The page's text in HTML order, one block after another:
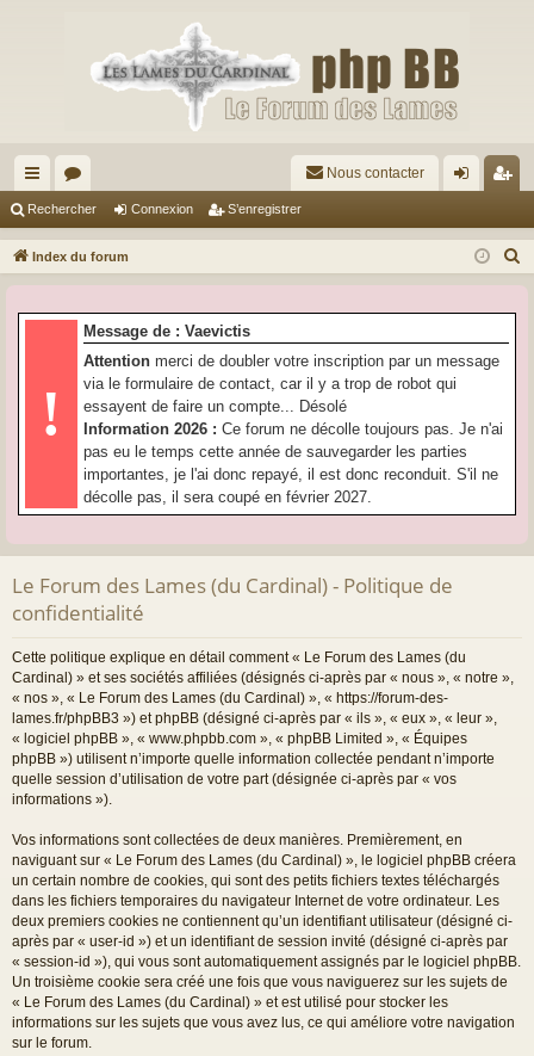
cc
ès
pi
or
u
s
Nous contacter
ne
on
nr
ist
Rechercher Connexion S’enregistrer
Index du forum
!
Message de : Vaevictis
Attention merci de doubler votre inscription par un message
via le formulaire de contact, car il y a trop de robot qui
essayent de faire un compte... Désolé
Information 2026 : Ce forum ne décolle toujours pas. Je n'ai
pas eu le temps cette année de sauvegarder les parties
importantes, je l'ai donc repayé, il est donc reconduit. S'il ne
décolle pas, il sera coupé en février 2027.
Le Forum des Lames (du Cardinal) - Politique de
confidentialité
Cette politique explique en détail comment « Le Forum des Lames (du
Cardinal) » et ses sociétés affiliées (désignés ci-après par « nous », « notre »,
« nos », « Le Forum des Lames (du Cardinal) », « https://forum-des-
lames.fr/phpBB3 ») et phpBB (désigné ci-après par « ils », « eux », « leur »,
« logiciel phpBB », « www.phpbb.com », « phpBB Limited », « Équipes
phpBB ») utilisent n’importe quelle information collectée pendant n’importe
quelle session d’utilisation de votre part (désignée ci-après par « vos
informations »).
Vos informations sont collectées de deux manières. Premièrement, en
naviguant sur « Le Forum des Lames (du Cardinal) », le logiciel phpBB créera
un certain nombre de cookies, qui sont des petits fichiers textes téléchargés
dans les fichiers temporaires du navigateur Internet de votre ordinateur. Les
deux premiers cookies ne contiennent qu’un identifiant utilisateur (désigné ci-
après par « user-id ») et un identifiant de session invité (désigné ci-après par
« session-id »), qui vous sont automatiquement assignés par le logiciel phpBB.
Un troisième cookie sera créé une fois que vous naviguerez sur les sujets de
« Le Forum des Lames (du Cardinal) » et est utilisé pour stocker les
informations sur les sujets que vous avez lus, ce qui améliore votre navigation
sur le forum.